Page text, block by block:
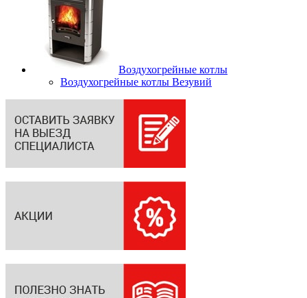
Воздухогрейные котлы
Воздухогрейные котлы Везувий